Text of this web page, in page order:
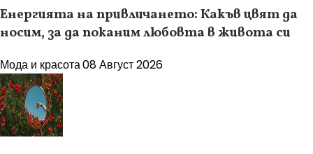
Енергията на привличането: Какъв цвят да
носим, за да поканим любовта в живота си
Мода и красота08 Август 2026